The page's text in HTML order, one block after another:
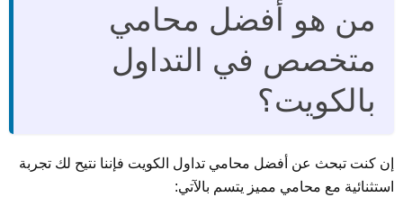
من هو أفضل محامي
متخصص في التداول
بالكويت؟
إن كنت تبحث عن أفضل محامي تداول الكويت فإننا نتيح لك تجربة
استثنائية مع محامي مميز يتسم بالآتي: